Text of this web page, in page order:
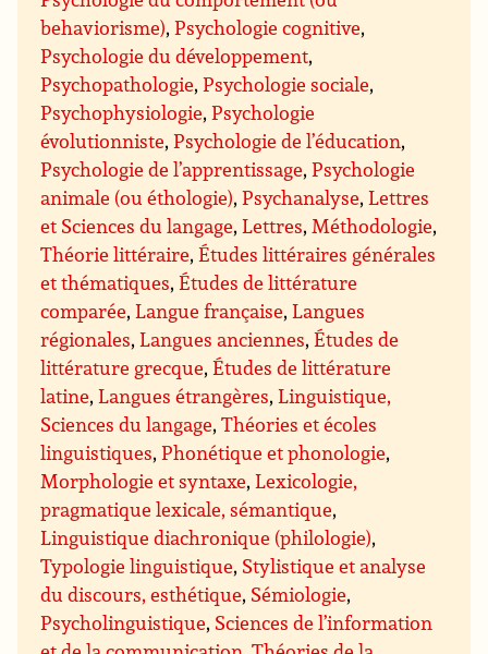
behaviorisme),Psychologie cognitive,
Psychologie du développement,
Psychopathologie,Psychologie sociale,
Psychophysiologie,Psychologie
évolutionniste,Psychologie de l’éducation,
Psychologie de l’apprentissage,Psychologie
animale (ou éthologie),Psychanalyse,Lettres
et Sciences du langage,Lettres, Méthodologie,
Théorie littéraire,Études littéraires générales
et thématiques,Études de littérature
comparée,Langue française,Langues
régionales,Langues anciennes,Études de
littérature grecque,Études de littérature
latine,Langues étrangères,Linguistique,
Sciences du langage,Théories et écoles
linguistiques,Phonétique et phonologie,
Morphologie et syntaxe,Lexicologie,
pragmatique lexicale, sémantique,
Linguistique diachronique (philologie),
Typologie linguistique, Stylistique et analyse
du discours, esthétique, Sémiologie,
Psycholinguistique, Sciences de l’information